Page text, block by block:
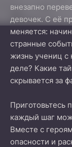
внезапно
девочек. С её
меняется:
странные
жизнь учениц с
деле? Какие
скрывается за
Приготовьтесь
каждый шаг
Вместе с
опасности и